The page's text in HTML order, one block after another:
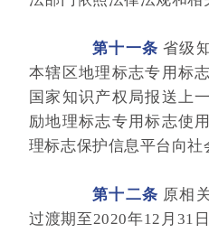
第十一条 省级
本辖区地理标志专用标
国家知识产权局报送上
励地理标志专用标志使
理标志保护信息平台向社
第十二条 原相
过渡期至2020年12月31